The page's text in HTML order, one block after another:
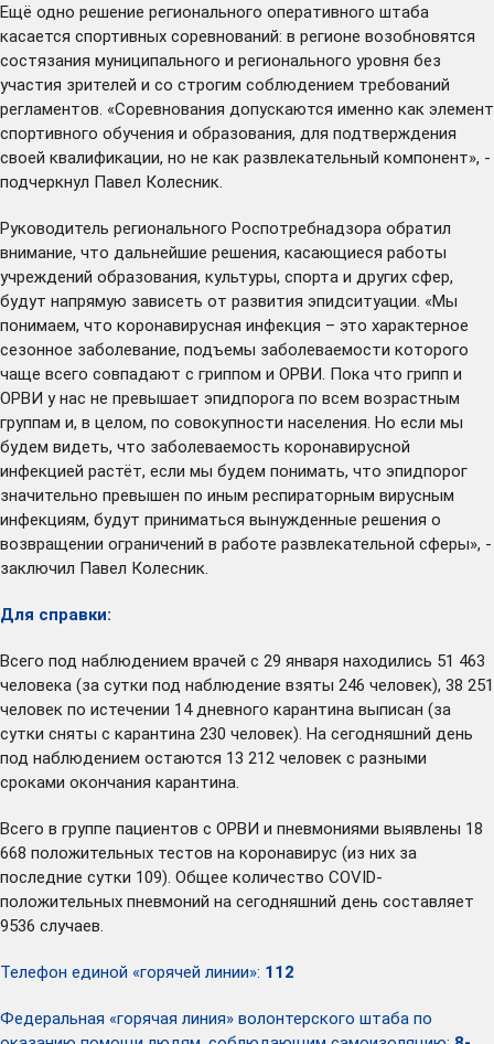
Ещё одно решение регионального оперативного штаба
касается спортивных соревнований: в регионе возобновятся
состязания муниципального и регионального уровня без
участия зрителей и со строгим соблюдением требований
регламентов. «Соревнования допускаются именно как элемент
спортивного обучения и образования, для подтверждения
своей квалификации, но не как развлекательный компонент», -
подчеркнул Павел Колесник.
Руководитель регионального Роспотребнадзора обратил
внимание, что дальнейшие решения, касающиеся работы
учреждений образования, культуры, спорта и других сфер,
будут напрямую зависеть от развития эпидситуации. «Мы
понимаем, что коронавирусная инфекция – это характерное
сезонное заболевание, подъемы заболеваемости которого
чаще всего совпадают с гриппом и ОРВИ. Пока что грипп и
ОРВИ у нас не превышает эпидпорога по всем возрастным
группам и, в целом, по совокупности населения. Но если мы
будем видеть, что заболеваемость коронавирусной
инфекцией растёт, если мы будем понимать, что эпидпорог
значительно превышен по иным респираторным вирусным
инфекциям, будут приниматься вынужденные решения о
возвращении ограничений в работе развлекательной сферы», -
заключил Павел Колесник.
Для справки:
Всего под наблюдением врачей с 29 января находились 51 463
человека (за сутки под наблюдение взяты 246 человек), 38 251
человек по истечении 14 дневного карантина выписан (за
сутки сняты с карантина 230 человек). На сегодняшний день
под наблюдением остаются 13 212 человек с разными
сроками окончания карантина.
Всего в группе пациентов с ОРВИ и пневмониями выявлены 18
668 положительных тестов на коронавирус (из них за
последние сутки 109). Общее количество COVID-
положительных пневмоний на сегодняшний день составляет
9536 случаев.
Телефон единой «горячей линии»: 112
Федеральная «горячая линия» волонтерского штаба по